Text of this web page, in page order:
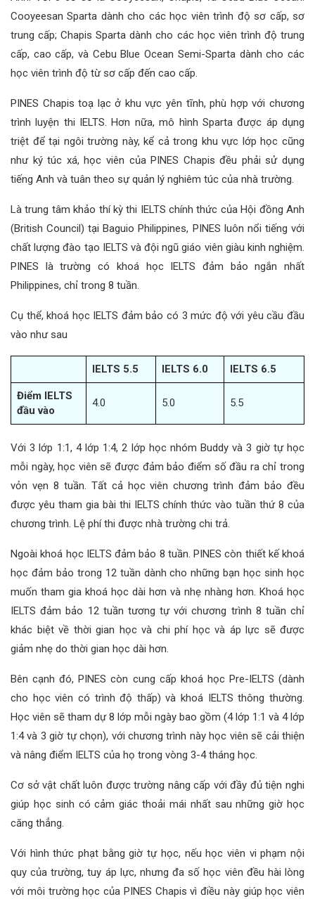
Cooyeesan Sparta dành cho các học viên trình độ sơ cấp, sơ
trung cấp; Chapis Sparta dành cho các học viên trình độ trung
cấp, cao cấp, và Cebu Blue Ocean Semi-Sparta dành cho các
học viên trình độ từ sơ cấp đến cao cấp.
PINES Chapis toạ lạc ở khu vực yên tĩnh, phù hợp với chương
trình luyện thi IELTS. Hơn nữa, mô hình Sparta được áp dụng
triệt để tại ngôi trường này, kể cả trong khu vực lớp học cũng
như ký túc xá, học viên của PINES Chapis đều phải sử dụng
tiếng Anh và tuân theo sự quản lý nghiêm túc của nhà trường.
Là trung tâm khảo thí kỳ thi IELTS chính thức của Hội đồng Anh
(British Council) tại Baguio Philippines, PINES luôn nổi tiếng với
chất lượng đào tạo IELTS và đội ngũ giáo viên giàu kinh nghiệm.
PINES là trường có khoá học IELTS đảm bảo ngắn nhất
Philippines, chỉ trong 8 tuần.
Cụ thể, khoá học IELTS đảm bảo có 3 mức độ với yêu cầu đầu
vào như sau
IELTS 5.5 IELTS 6.0 IELTS 6.5
Điểm IELTS
đầu vào
4.0 5.0 5.5
Với 3 lớp 1:1, 4 lớp 1:4, 2 lớp học nhóm Buddy và 3 giờ tự học
mỗi ngày, học viên sẽ được đảm bảo điểm số đầu ra chỉ trong
vỏn vẹn 8 tuần. Tất cả học viên chương trình đảm bảo đều
được yêu tham gia bài thi IELTS chính thức vào tuần thứ 8 của
chương trình. Lệ phí thi được nhà trường chi trả.
Ngoài khoá học IELTS đảm bảo 8 tuần. PINES còn thiết kế khoá
học đảm bảo trong 12 tuần dành cho những bạn học sinh học
muốn tham gia khoá học dài hơn và nhẹ nhàng hơn. Khoá học
IELTS đảm bảo 12 tuần tương tự với chương trình 8 tuần chỉ
khác biệt về thời gian học và chi phí học và áp lực sẽ được
giảm nhẹ do thời gian học dài hơn.
Bên cạnh đó, PINES còn cung cấp khoá học Pre-IELTS (dành
cho học viên có trình độ thấp) và khoá IELTS thông thường.
Học viên sẽ tham dự 8 lớp mỗi ngày bao gồm (4 lớp 1:1 và 4 lớp
1:4 và 3 giờ tự chọn), với chương trình này học viên sẽ cải thiện
và nâng điểm IELTS của họ trong vòng 3-4 tháng học.
Cơ sở vật chất luôn được trường nâng cấp với đầy đủ tiện nghi
giúp học sinh có cảm giác thoải mái nhất sau những giờ học
căng thẳng.
Với hình thức phạt bằng giờ tự học, nếu học viên vi phạm nội
quy của trường, tuy áp lực, nhưng đa số học viên đều hài lòng
với môi trường học của PINES Chapis vì điều này giúp học viên